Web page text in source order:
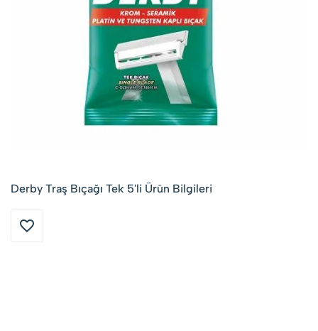
Derby Traş Bıçağı Tek 5'li Ürün Bilgileri